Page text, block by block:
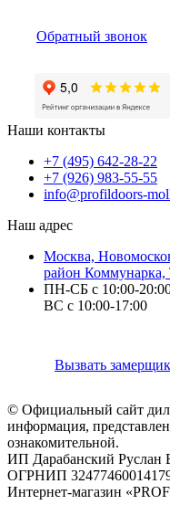
Обратный звонок
Наши контакты
+7 (495) 642-28-22
+7 (926) 983-55-55
info@profildoors-
Наш адрес
Москва,
район
ПН-СБ с 10:00-
ВС с 10:00-17:00
Вызвать
© Официальный сайт
информация,
ознакомительной.
ИП Дарабанский Руслан
ОГРНИП
Интернет-магазин